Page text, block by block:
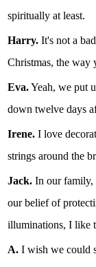
spiritually at least.
Harry. It's not a
Christmas, the way
Eva.Yeah, we put
down twelve days
Irene. I love
strings around the
Jack. In our family,
our belief of
illuminations, I like
A. I wish we could